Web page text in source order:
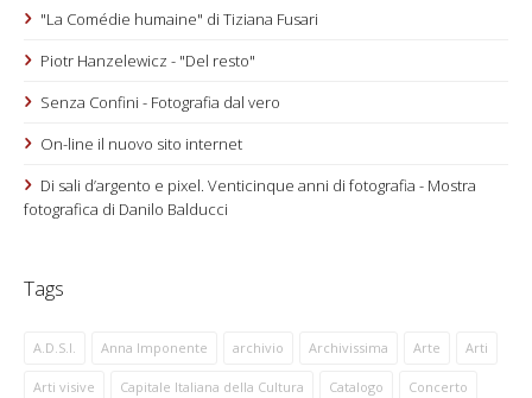
"La Comédie humaine" di Tiziana Fusari
Piotr Hanzelewicz - "Del resto"
Senza Confini - Fotografia dal vero
On-line il nuovo sito internet
Di sali d’argento e pixel. Venticinque anni di fotografia - Mostra
fotografica di Danilo Balducci
Tags
A.D.S.I. Anna Imponente archivio Archivissima Arte Arti
Arti visive Capitale Italiana della Cultura Catalogo Concerto